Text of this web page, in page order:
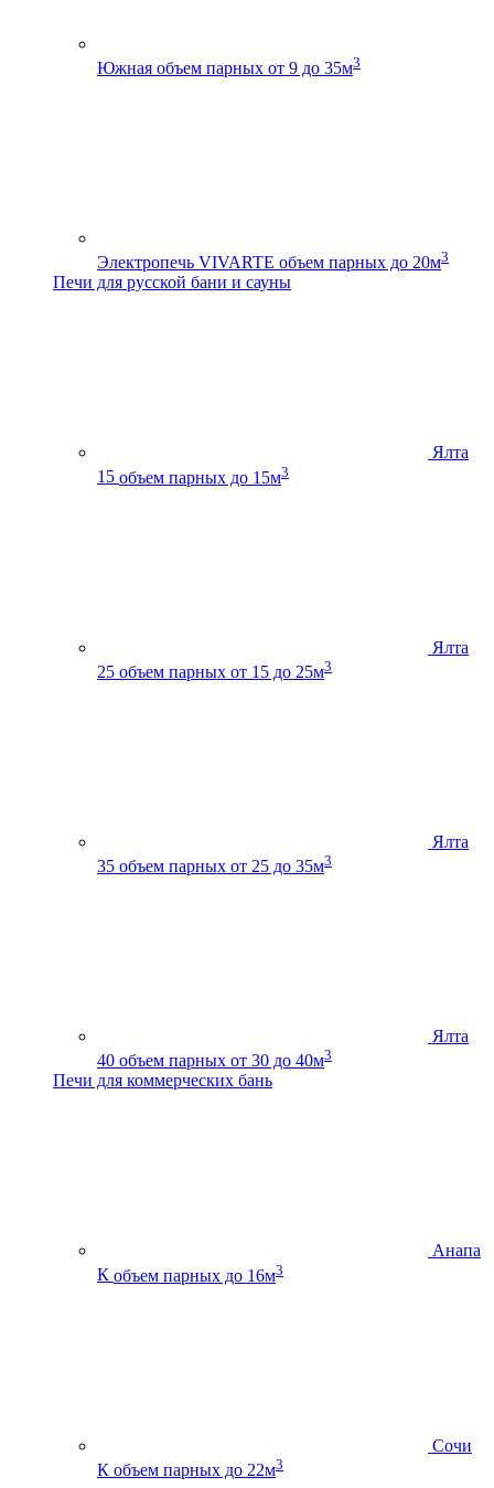
Южная объем парных от 9 до 35м3
Электропечь VIVARTE объем парных до 20м3
Печи для русской бани и сауны
Ялта
15 объем парных до 15м3
Ялта
25 объем парных от 15 до 25м3
Ялта
35 объем парных от 25 до 35м3
Ялта
40 объем парных от 30 до 40м3
Печи для коммерческих бань
Анапа
К объем парных до 16м3
Сочи
К объем парных до 22м3